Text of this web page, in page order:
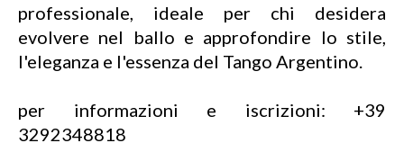
professionale, ideale per chi desidera
evolvere nel ballo e approfondire lo stile,
l'eleganza e l'essenza del Tango Argentino.
per informazioni e iscrizioni: +39
3292348818